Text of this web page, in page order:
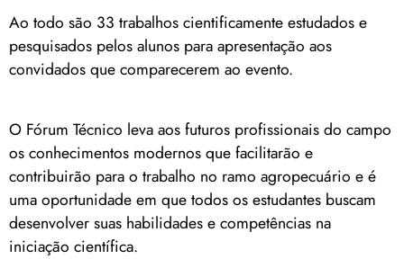
Ao todo são 33 trabalhos cientificamente estudados e
pesquisados pelos alunos para apresentação aos
convidados que comparecerem ao evento.
O Fórum Técnico leva aos futuros profissionais do campo
os conhecimentos modernos que facilitarão e
contribuirão para o trabalho no ramo agropecuário e é
uma oportunidade em que todos os estudantes buscam
desenvolver suas habilidades e competências na
iniciação científica.